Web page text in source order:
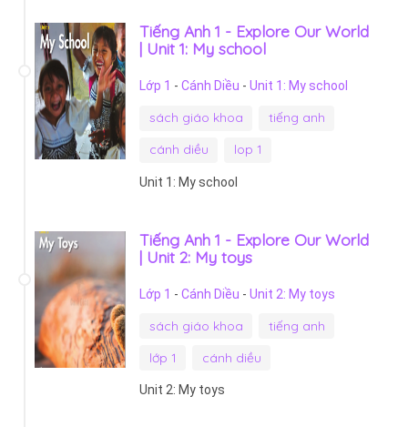
Tiếng Anh 1 - Explore Our World
| Unit 1: My school
Lớp 1 - Cánh Diều - Unit 1: My school
sách giáo khoa
tiếng anh
cánh diều
lop 1
Unit 1: My school
Tiếng Anh 1 - Explore Our World
| Unit 2: My toys
Lớp 1 - Cánh Diều - Unit 2: My toys
sách giáo khoa
tiếng anh
lớp 1
cánh diều
Unit 2: My toys